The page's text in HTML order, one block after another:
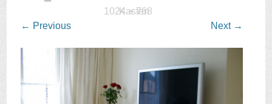
15 februari 2016at
1024 × 768
Kasten
← Previous Next →